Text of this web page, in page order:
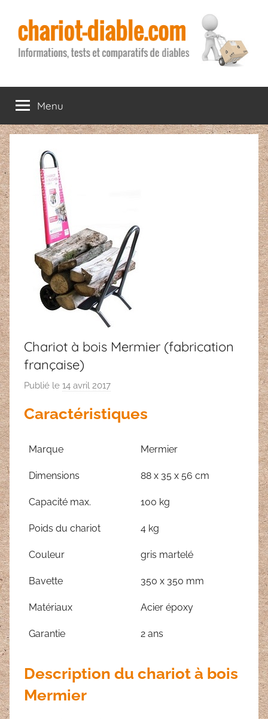
contenu
chariot-
diable.com
et
comparatifs
de
manutention
Menu
Chariot à bois Mermier (fabrication
française)
Publié le 14 avril 2017
r
Caractéristiques
Marque Mermier
Dimensions 88 x 35 x 56 cm
Capacité max. 100 kg
Poids du chariot 4 kg
Couleur gris martelé
Bavette 350 x 350 mm
Matériaux Acier époxy
Garantie 2 ans
Description du chariot à bois
Mermier